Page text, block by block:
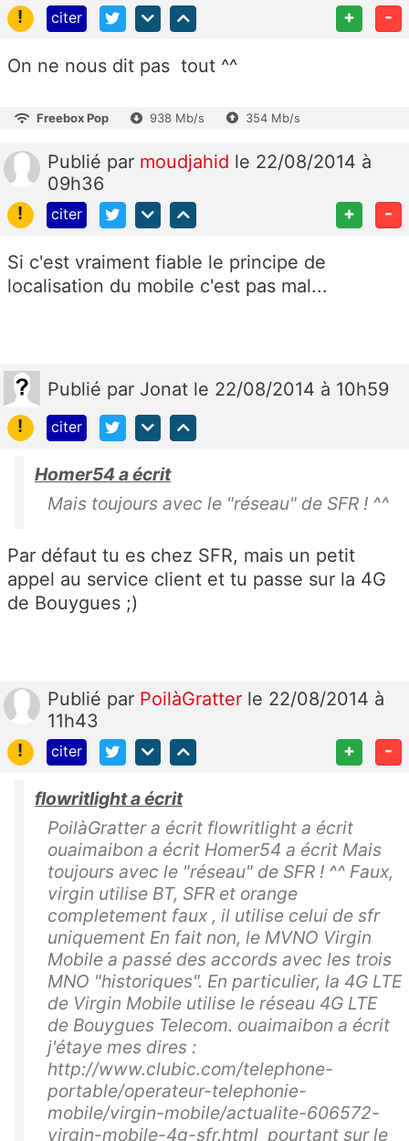
!
citer + -
On ne nous dit pas tout ^^
Freebox Pop 938 Mb/s 354 Mb/s
Publié par moudjahid le 22/08/2014 à
09h36
!
citer + -
Si c'est vraiment fiable le principe de
localisation du mobile c'est pas mal...
Publié par Jonat le 22/08/2014 à 10h59
!
citer
Homer54 a écrit
Mais toujours avec le "réseau" de SFR ! ^^
Par défaut tu es chez SFR, mais un petit
appel au service client et tu passe sur la 4G
de Bouygues ;)
Publié par PoilàGratter le 22/08/2014 à
11h43
!
citer + -
flowritlight a écrit
PoilàGratter a écrit flowritlight a écrit
ouaimaibon a écrit Homer54 a écrit Mais
toujours avec le "réseau" de SFR ! ^^ Faux,
virgin utilise BT, SFR et orange
completement faux , il utilise celui de sfr
uniquement En fait non, le MVNO Virgin
Mobile a passé des accords avec les trois
MNO "historiques". En particulier, la 4G LTE
de Virgin Mobile utilise le réseau 4G LTE
de Bouygues Telecom. ouaimaibon a écrit
j'étaye mes dires :
http://www.clubic.com/telephone-
portable/operateur-telephonie-
mobile/virgin-mobile/actualite-606572-
virgin-mobile-4g-sfr.html pourtant sur le